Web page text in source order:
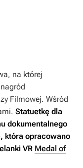
na której
nagród
Filmowej. Wśród
Statuetkę dla
dokumentalnego
, która opracowano
VR Medal of